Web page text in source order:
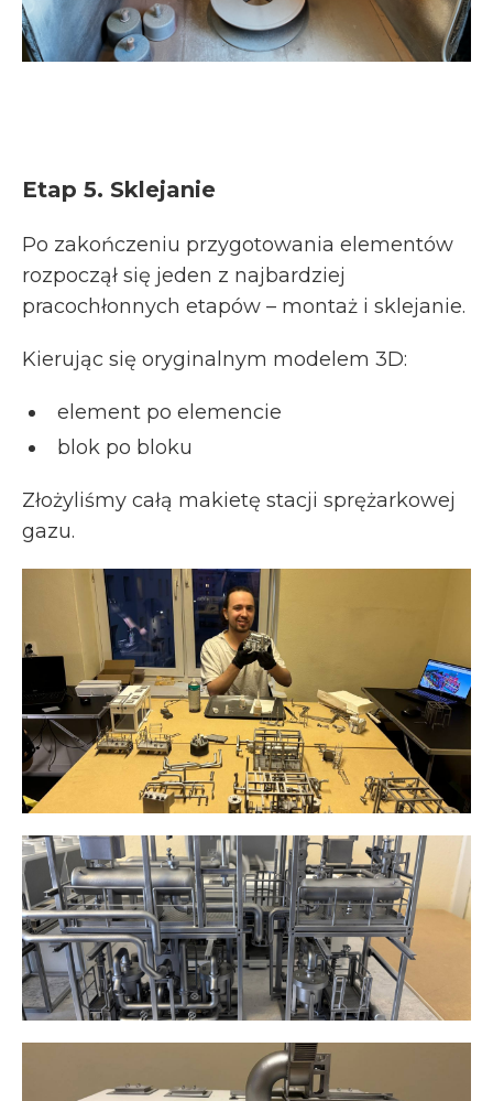
Etap 5. Sklejanie
Po zakończeniu przygotowania elementów
rozpoczął się jeden z najbardziej
pracochłonnych etapów – montaż i sklejanie.
Kierując się oryginalnym modelem 3D:
element po elemencie
blok po bloku
Złożyliśmy całą makietę stacji sprężarkowej
gazu.